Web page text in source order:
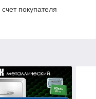
покупателя